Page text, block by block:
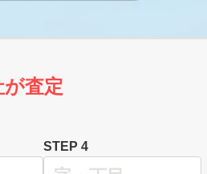
査定
STEP 4